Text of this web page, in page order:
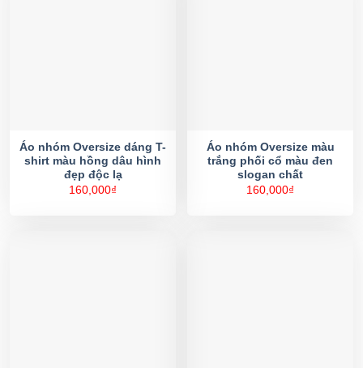
Áo nhóm Oversize dáng T-
shirt màu hồng dâu hình
đẹp độc lạ
160,000₫
Áo nhóm Oversize màu
trắng phối cổ màu đen
slogan chất
160,000₫